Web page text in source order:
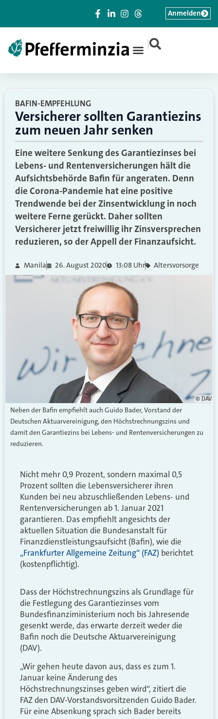
|
Anmelden
BAFIN-EMPFEHLUNG
Versicherer sollten Garantiezins
zum neuen Jahr senken
Eine weitere Senkung des Garantiezinses bei
Lebens- und Rentenversicherungen hält die
Aufsichtsbehörde Bafin für angeraten. Denn
die Corona-Pandemie hat eine positive
Trendwende bei der Zinsentwicklung in noch
weitere Ferne gerückt. Daher sollten
Versicherer jetzt freiwillig ihr Zinsversprechen
reduzieren, so der Appell der Finanzaufsicht.
Manila 26. August 2020 13:08 Uhr Altersvorsorge
© DAV
Neben der Bafin empfiehlt auch Guido Bader, Vorstand der
Deutschen Aktuarvereinigung, den Höchstrechnungszins und
damit den Garantiezins bei Lebens- und Rentenversicherungen zu
reduzieren.
Nicht mehr 0,9 Prozent, sondern maximal 0,5
Prozent sollten die Lebensversicherer ihren
Kunden bei neu abzuschließenden Lebens- und
Rentenversicherungen ab 1. Januar 2021
garantieren. Das empfiehlt angesichts der
aktuellen Situation die Bundesanstalt für
Finanzdienstleistungsaufsicht (Bafin), wie die
„Frankfurter Allgemeine Zeitung“ (FAZ) berichtet
(kostenpflichtig).
Dass der Höchstrechnungszins als Grundlage für
die Festlegung des Garantiezinses vom
Bundesfinanziministerium noch bis Jahresende
gesenkt werde, das erwarte derzeit weder die
Bafin noch die Deutsche Aktuarvereinigung
(DAV).
„Wir gehen heute davon aus, dass es zum 1.
Januar keine Änderung des
Höchstrechnungszinses geben wird“, zitiert die
FAZ den DAV-Vorstandsvorsitzenden Guido Bader.
Für eine Absenkung sprach sich Bader bereits